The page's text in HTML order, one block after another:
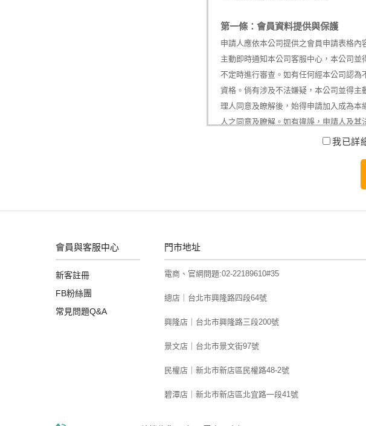
第一條：會員資料提供與保護
申請人應依本公司提供之會員申請表格
主動即時通知本公司客服中心，本公司
不定時進行審查。如有任何經本公司認
資格。倘有涉及不法嫌疑，本公司並得
理人同意及瞭解後，始得申請加入成為
人之同意及瞭解。如有違誤，申請人及
可能會因會員使用本網站各項服務而蒐
區內處理利用，直到本網站停止服務為
以同一個會員帳號和密碼使用會員服務所
如有發生帳號及密碼外洩、盜用或有其他
接獲消費者通知後，停止該進行交易之處
負責。本公司經消費者請求提供被冒用期
範圍內提供相關資料，以防止損害擴大。
我已詳
會員與客服中心
新客註冊
FB粉絲團
常見問題Q&A
門市地址
電商、官網問題:02-22189610#35
總店｜台北市興隆路四段64號
興隆店｜台北市興隆路三段200號
景文店｜台北市景文街97號
民權店｜新北市新店區民權路48-2號
碧潭店｜新北市新店區北宜路一段41號